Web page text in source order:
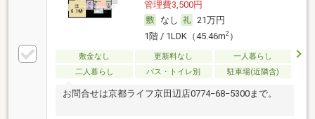
管理費3,500円
なし
21万円
1階 / 1LDK（45.46m2）
敷金なし 更新料なし
一人暮らし
二人暮らし
バス・トイレ別 駐車場(近隣含)
お問合せは京都ライフ京田辺店0774−68−5300まで。